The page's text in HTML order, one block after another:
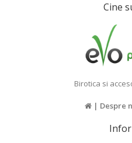
Cine
Birotica si
| Despre